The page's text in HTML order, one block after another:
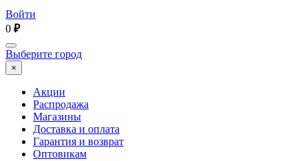
Войти
0 ₽
Выберите город
×
Акции
Распродажа
Магазины
Доставка и оплата
Гарантия и возврат
Оптовикам